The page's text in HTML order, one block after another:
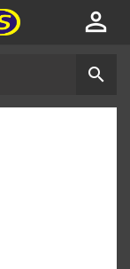

